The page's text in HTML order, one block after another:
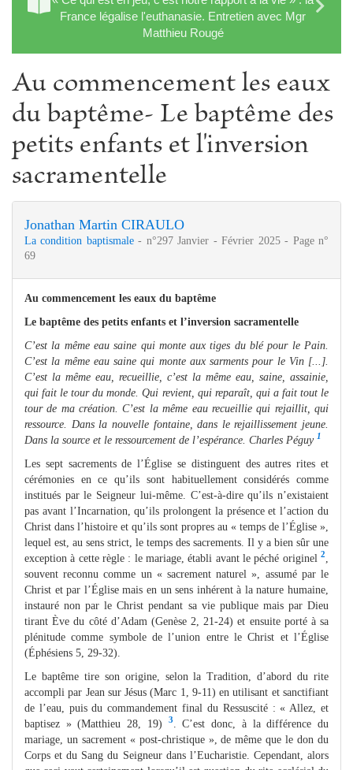
France légalise l'euthanasie. Entretien avec Mgr
Matthieu Rougé
Au commencement les eaux
du baptême- Le baptême des
petits enfants et l'inversion
sacramentelle
Jonathan Martin CIRAULO
La condition baptismale- n°297 Janvier - Février 2025 - Page n°
69
Au commencement les eaux du baptême
Le baptême des petits enfants et l’inversion sacramentelle
C’est la même eau saine qui monte aux tiges du blé pour le Pain.
C’est la même eau saine qui monte aux sarments pour le Vin [...].
C’est la même eau, recueillie, c’est la même eau, saine, assainie,
qui fait le tour du monde. Qui revient, qui reparaît, qui a fait tout le
tour de ma création. C’est la même eau recueillie qui rejaillit, qui
ressource. Dans la nouvelle fontaine, dans le rejaillissement jeune.
Dans la source et le ressourcement de l’espérance. Charles Péguy 1
Les sept sacrements de l’Église se distinguent des autres rites et
cérémonies en ce qu’ils sont habituellement considérés comme
institués par le Seigneur lui-même. C’est-à-dire qu’ils n’existaient
pas avant l’Incarnation, qu’ils prolongent la présence et l’action du
Christ dans l’histoire et qu’ils sont propres au « temps de l’Église »,
lequel est, au sens strict, le temps des sacrements. Il y a bien sûr une
exception à cette règle : le mariage, établi avant le péché originel 2
souvent reconnu comme un « sacrement naturel », assumé par le
Christ et par l’Église mais en un sens inhérent à la nature humaine,
instauré non par le Christ pendant sa vie publique mais par Dieu
tirant Ève du côté d’Adam (Genèse 2, 21-24) et ensuite porté à sa
plénitude comme symbole de l’union entre le Christ et l’Église
(Éphésiens 5, 29-32).
Le baptême tire son origine, selon la Tradition, d’abord du rite
accompli par Jean sur Jésus (Marc 1, 9-11) en utilisant et sanctifiant
de l’eau, puis du commandement final du Ressuscité : « Allez, et
baptisez » (Matthieu 28, 19)
3
. C’est donc, à la différence du
mariage, un sacrement « post-christique », de même que le don du
Corps et du Sang du Seigneur dans l’Eucharistie. Cependant, alors